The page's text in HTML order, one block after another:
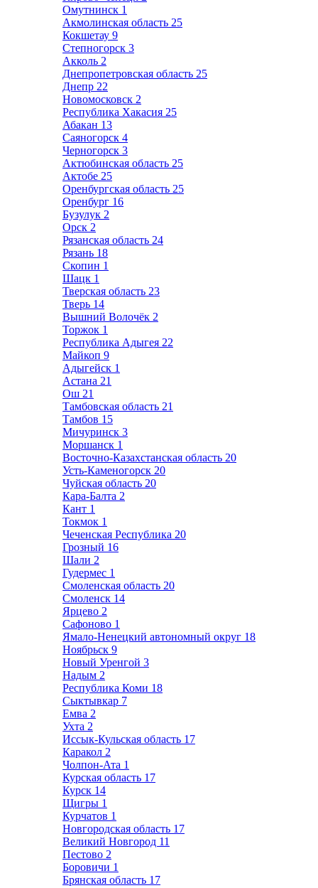
Омутнинск 1
Акмолинская область 25
Кокшетау 9
Степногорск 3
Акколь 2
Днепропетровская область 25
Днепр 22
Новомосковск 2
Республика Хакасия 25
Абакан 13
Саяногорск 4
Черногорск 3
Актюбинская область 25
Актобе 25
Оренбургская область 25
Оренбург 16
Бузулук 2
Орск 2
Рязанская область 24
Рязань 18
Скопин 1
Шацк 1
Тверская область 23
Тверь 14
Вышний Волочёк 2
Торжок 1
Республика Адыгея 22
Майкоп 9
Адыгейск 1
Астана 21
Ош 21
Тамбовская область 21
Тамбов 15
Мичуринск 3
Моршанск 1
Восточно-Казахстанская область 20
Усть-Каменогорск 20
Чуйская область 20
Кара-Балта 2
Кант 1
Токмок 1
Чеченская Республика 20
Грозный 16
Шали 2
Гудермес 1
Смоленская область 20
Смоленск 14
Ярцево 2
Сафоново 1
Ямало-Ненецкий автономный округ 18
Ноябрьск 9
Новый Уренгой 3
Надым 2
Республика Коми 18
Сыктывкар 7
Емва 2
Ухта 2
Иссык-Кульская область 17
Каракол 2
Чолпон-Ата 1
Курская область 17
Курск 14
Щигры 1
Курчатов 1
Новгородская область 17
Великий Новгород 11
Пестово 2
Боровичи 1
Брянская область 17